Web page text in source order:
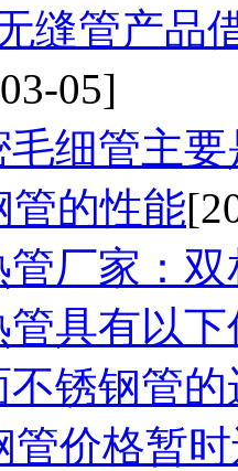
缝管产品
05]
细管主
管的性能
厂家：
具有以下
锈钢管的
管价格暂